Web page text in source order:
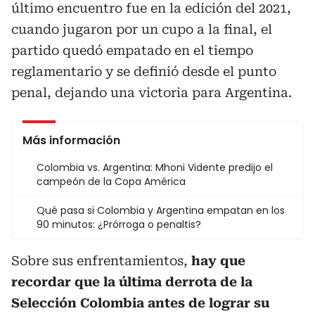
último encuentro fue en la edición del 2021,
cuando jugaron por un cupo a la final, el
partido quedó empatado en el tiempo
reglamentario y se definió desde el punto
penal, dejando una victoria para Argentina.
Más información
Colombia vs. Argentina: Mhoni Vidente predijo el
campeón de la Copa América
Qué pasa si Colombia y Argentina empatan en los
90 minutos: ¿Prórroga o penaltis?
Sobre sus enfrentamientos, hay que
recordar que la última derrota de la
Selección Colombia antes de lograr su